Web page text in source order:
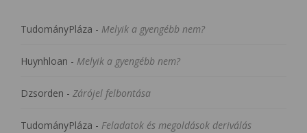
TudományPláza - Melyik a gyengébb nem?
Huynhloan - Melyik a gyengébb nem?
Dzsorden - Zárójel felbontása
TudományPláza - Feladatok és megoldások deriválás